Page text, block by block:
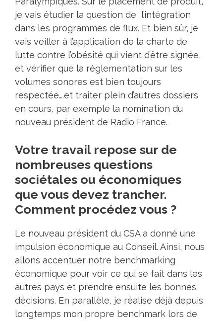
je vais étudier la question de l’intégration
dans les programmes de flux. Et bien sûr, je
vais veiller à l’application de la charte de
lutte contre l’obésité qui vient d’être signée,
et vérifier que la réglementation sur les
volumes sonores est bien toujours
respectée….et traiter plein d’autres dossiers
en cours, par exemple la nomination du
nouveau président de Radio France.
Votre travail repose sur de
nombreuses questions
sociétales ou économiques
que vous devez trancher.
Comment procédez vous ?
Le nouveau président du CSA a donné une
impulsion économique au Conseil. Ainsi, nous
allons accentuer notre benchmarking
économique pour voir ce qui se fait dans les
autres pays et prendre ensuite les bonnes
décisions. En parallèle, je réalise déjà depuis
longtemps mon propre benchmark lors de